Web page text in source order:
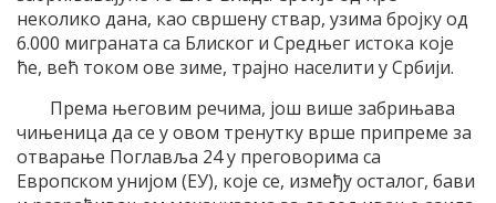
неколико дана, као свршену ствар, узима бројку од
6.000 миграната са Блиског и Средњег истока које
ће, већ током ове зиме, трајно населити у Србији.
Према његовим речима, још више забрињава
чињеница да се у овом тренутку врше припреме за
отварање Поглавља 24 у преговорима са
Европском унијом (ЕУ), које се, између осталог, бави